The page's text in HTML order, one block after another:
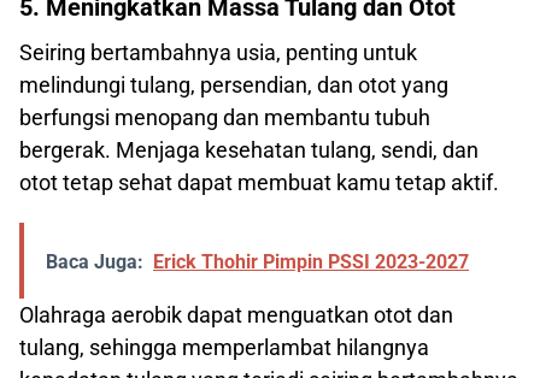
5. Meningkatkan Massa Tulang dan Otot
Seiring bertambahnya usia, penting untuk
melindungi tulang, persendian, dan otot yang
berfungsi menopang dan membantu tubuh
bergerak. Menjaga kesehatan tulang, sendi, dan
otot tetap sehat dapat membuat kamu tetap aktif.
Baca Juga: Erick Thohir Pimpin PSSI 2023-2027
Olahraga aerobik dapat menguatkan otot dan
tulang, sehingga memperlambat hilangnya